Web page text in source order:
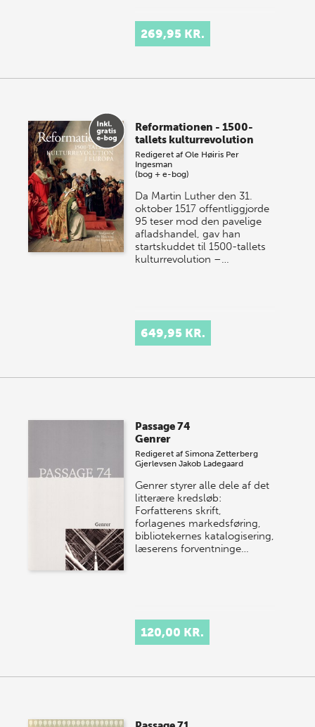
269,95 KR.
Reformationen - 1500-
tallets kulturrevolution
Redigeret afOle Høiris Per
Ingesman
(bog + e-bog)
Da Martin Luther den 31.
oktober 1517 offentliggjorde
95 teser mod den pavelige
afladshandel, gav han
startskuddet til 1500-tallets
kulturrevolution –…
649,95 KR.
Passage 74
Genrer
Redigeret afSimona Zetterberg
Gjerlevsen Jakob Ladegaard
Genrer styrer alle dele af det
litterære kredsløb:
Forfatterens skrift,
forlagenes markedsføring,
bibliotekernes katalogisering,
læserens forventninge…
120,00 KR.